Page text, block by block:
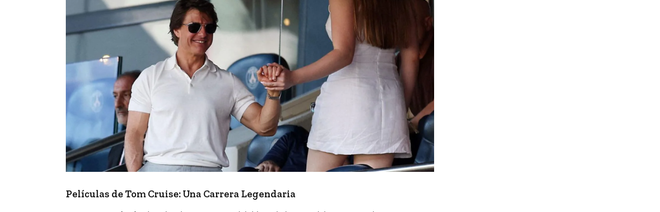
Películas de Tom Cruise: Una Carrera Legendaria